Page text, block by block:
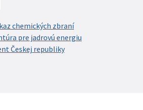
chemických zbraní
pre jadrovú energiu
Českej republiky